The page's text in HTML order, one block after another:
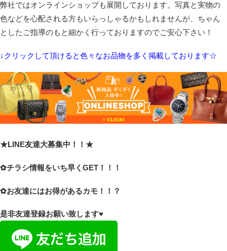
弊社ではオンラインショップも展開しております。写真と実物の
色などを心配される方もいらっしゃるかもしれませんが、ちゃん
としたご指導のもと細かく行っておりますのでご安心下さい！
↓クリックして頂けると色々なお品物を多く掲載しております☆
★LINE友達大募集中！！★
✿チラシ情報をいち早くGET！！！
✿お友達にはお得があるカモ！！？
是非友達登録お願い致します♥